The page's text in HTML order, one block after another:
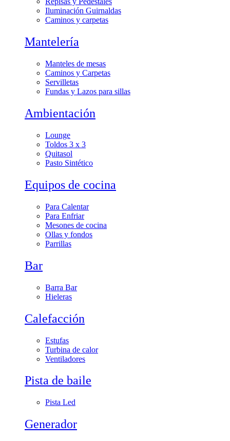
Iluminación Guirnaldas
Caminos y carpetas
Mantelería
Manteles de mesas
Caminos y Carpetas
Servilletas
Fundas y Lazos para sillas
Ambientación
Lounge
Toldos 3 x 3
Quitasol
Pasto Sintético
Equipos de cocina
Para Calentar
Para Enfriar
Mesones de cocina
Ollas y fondos
Parrillas
Bar
Barra Bar
Hieleras
Calefacción
Estufas
Turbina de calor
Ventiladores
Pista de baile
Pista Led
Generador